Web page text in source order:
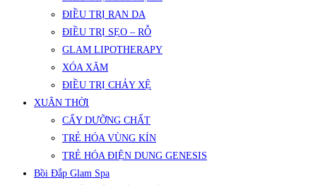
ĐIỀU TRỊ RẠN DA
ĐIỀU TRỊ SẸO – RỖ
GLAM LIPOTHERAPY
XÓA XĂM
ĐIỀU TRỊ CHẢY XỆ
XUÂN THỜI
CẤY DƯỠNG CHẤT
TRẺ HÓA VÙNG KÍN
TRẺ HÓA ĐIỆN DUNG GENESIS
Bồi Đắp Glam Spa